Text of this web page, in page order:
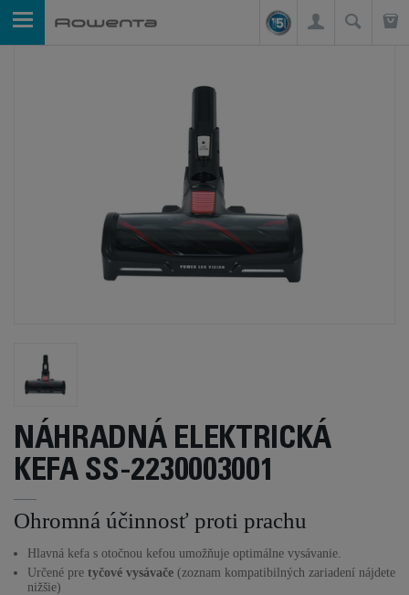
NÁHRADNÁ ELEKTRICKÁ
KEFA SS-2230003001
Ohromná účinnosť proti prachu
Hlavná kefa s otočnou kefou umožňuje optimálne vysávanie.
Určené pre tyčové vysávače (zoznam kompatibilných zariadení nájdete
nižšie)